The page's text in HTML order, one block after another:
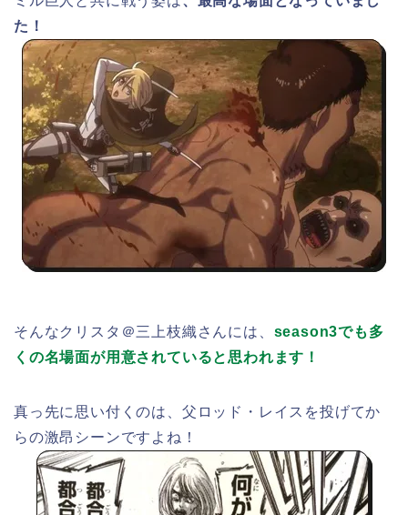
た！
そんなクリスタ＠三上枝織さんには、 season3でも多
くの名場面が用意されていると思われます！
真っ先に思い付くのは、父ロッド・レイスを投げてか
らの激昂シーンですよね！